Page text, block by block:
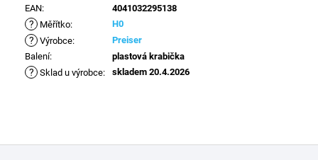
EAN: 4041032295138
? Měřítko: H0
? Výrobce:
Preiser
Balení: plastová krabička
? Sklad u výrobce: skladem 20.4.2026